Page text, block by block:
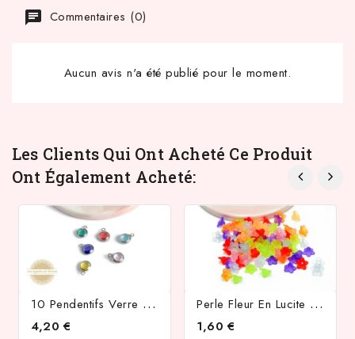
Commentaires (0)
Aucun avis n'a été publié pour le moment.
Les Clients Qui Ont Acheté Ce Produit
Ont Également Acheté:
1
0 Pendentifs Verre Coloré Et Acier Inoxudable 304
4,20 €
P
Erle Fleur En Lucite Multicolore Sachet De 20gr
1,60 €